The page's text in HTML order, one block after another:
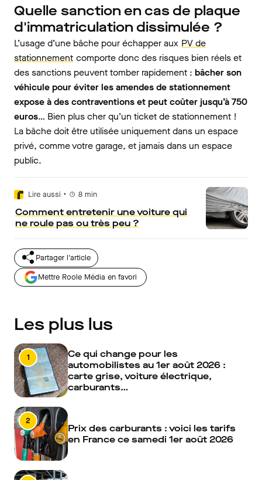
Quelle sanction en cas de plaque
d'immatriculation dissimulée ?
L’usage d’une bâche pour échapper aux PV de
stationnement comporte donc des risques bien réels et
des sanctions peuvent tomber rapidement : bâcher son
véhicule pour éviter les amendes de stationnement
expose à des contraventions et peut coûter jusqu’à 750
euros… Bien plus cher qu’un ticket de stationnement !
La bâche doit être utilisée uniquement dans un espace
privé, comme votre garage, et jamais dans un espace
public.
Lire aussi • 8 min
Comment entretenir une voiture qui
ne roule pas ou très peu ?
Partager l'article
Mettre Roole Média en favori
Les plus lus
1
Ce qui change pour les
automobilistes au 1er août 2026 :
carte grise, voiture électrique,
carburants…
2
Prix des carburants : voici les tarifs
en France ce samedi 1er août 2026